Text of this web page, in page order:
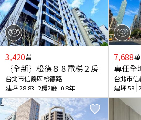
3,420萬
｛全新｝松德８８電梯２房
台北市信義區松德路
建坪28.83 2房2廳 0.8年
7,688萬
專任全
台北市
建坪53